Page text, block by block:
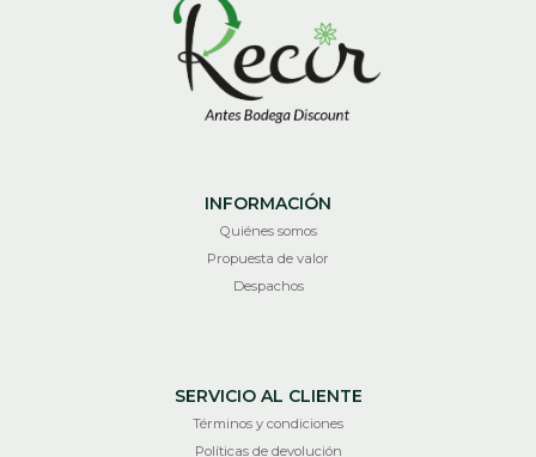
INFORMACIÓN
Quiénes somos
Propuesta de valor
Despachos
SERVICIO AL CLIENTE
Términos y condiciones
Políticas de devolución